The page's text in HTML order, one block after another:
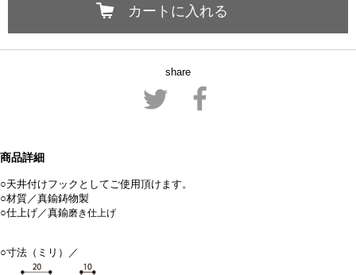
カートに入れる
share
商品詳細
○天井付けフックとしてご使用頂けます。
○材質／真鍮鋳物製
○仕上げ／真鍮磨き仕上げ
○寸法（ミリ）／